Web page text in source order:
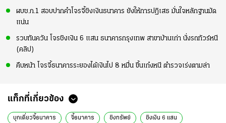
ผบช.ภ.1 สอบปากคำโจรจี้ชิงเงินธนาคาร ยังให้การปฏิเสธ มั่นใจหลักฐานมัด
แน่น
รวบทันควัน โจรชิงเงิน 6 แสน ธนาคารกรุงเทพ สาขาบ้านเก่า นั่งรถทัวร์หนี
(คลิป)
คืบหน้า โจรจี้ธนาคารระยองได้เงินไป 8 หมื่น ขึ้นเก๋งหนี ตำรวจเร่งตามล่า
แท็กที่เกี่ยวข้อง
บุกเดี่ยวจี้ธนาคาร จี้ธนาคาร ชิงทรัพย์ ชิงเงิน 6 แสน